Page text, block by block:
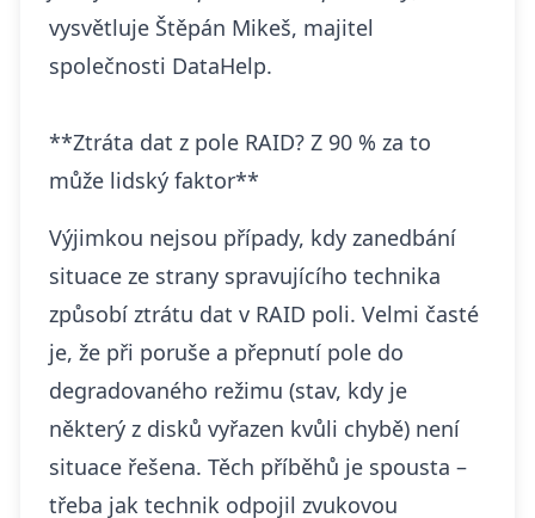
vysvětluje Štěpán Mikeš, majitel
společnosti DataHelp.
**Ztráta dat z pole RAID? Z 90 % za to
může lidský faktor**
Výjimkou nejsou případy, kdy zanedbání
situace ze strany spravujícího technika
způsobí ztrátu dat v RAID poli. Velmi časté
je, že při poruše a přepnutí pole do
degradovaného režimu (stav, kdy je
některý z disků vyřazen kvůli chybě) není
situace řešena. Těch příběhů je spousta –
třeba jak technik odpojil zvukovou